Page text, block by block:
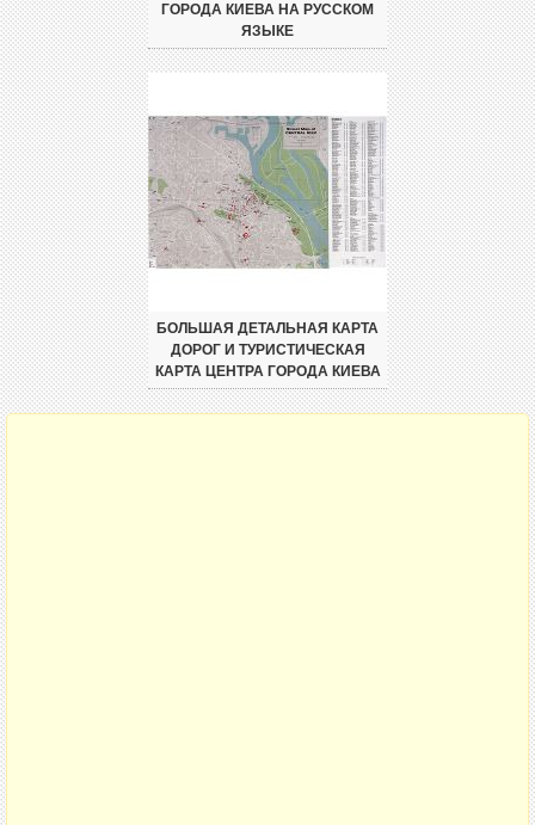
ГОРОДА КИЕВА НА РУССКОМ
ЯЗЫКЕ
БОЛЬШАЯ ДЕТАЛЬНАЯ КАРТА
ДОРОГ И ТУРИСТИЧЕСКАЯ
КАРТА ЦЕНТРА ГОРОДА КИЕВА